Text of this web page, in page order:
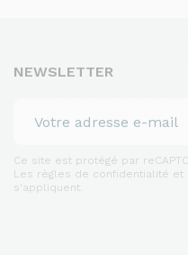
NEWSLETTER
Ce site est protégé par
Les règles de confidentialité
s'appliquent.